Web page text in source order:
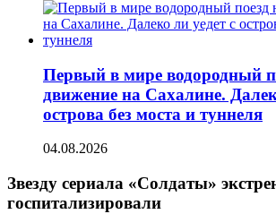
Первый в мире водородный
движение на Сахалине.
острова без моста и туннеля
04.08.2026
Звезду сериала «Солдаты»
госпитализировали